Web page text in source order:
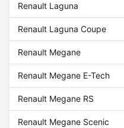
Renault Laguna
Renault Laguna Coupe
Renault Megane
Renault Megane E-Tech
Renault Megane RS
Renault Megane Scenic